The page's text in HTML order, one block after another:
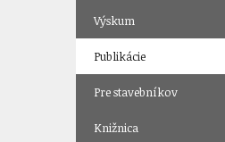
Výskum
Publikácie
Pre stavebníkov
Knižnica